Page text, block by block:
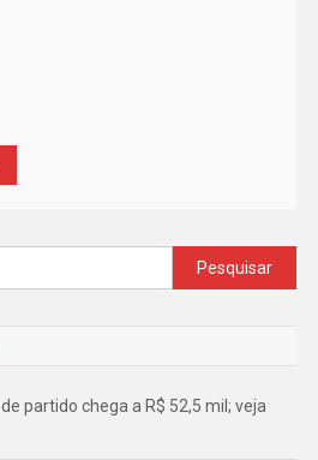
Pesquisar
por:
partido chega a R$ 52,5 mil; veja